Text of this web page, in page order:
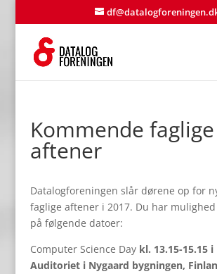
Kommende faglige
aftener
Datalogforeningen slår dørene op for
faglige aftener i 2017. Du har
på følgende datoer:
Computer Science Day kl. 13.15-15.15
Auditoriet i Nygaard bygningen,